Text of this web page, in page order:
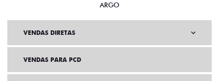
ARGO
VENDAS DIRETAS
VENDAS PARA PCD